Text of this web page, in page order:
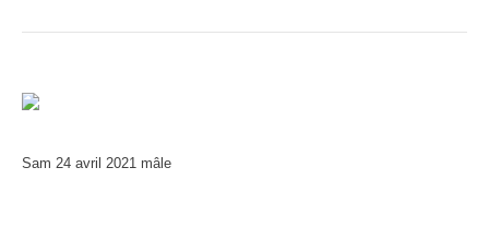
Sam 24 avril 2021 mâle